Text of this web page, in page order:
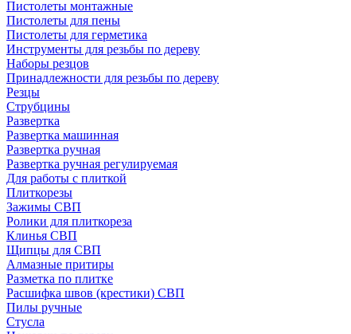
Пистолеты монтажные
Пистолеты для пены
Пистолеты для герметика
Инструменты для резьбы по дереву
Наборы резцов
Принадлежности для резьбы по дереву
Резцы
Струбцины
Развертка
Развертка машинная
Развертка ручная
Развертка ручная регулируемая
Для работы с плиткой
Плиткорезы
Зажимы СВП
Ролики для плиткореза
Клинья СВП
Щипцы для СВП
Алмазные притиры
Разметка по плитке
Расшифка швов (крестики) СВП
Пилы ручные
Стусла